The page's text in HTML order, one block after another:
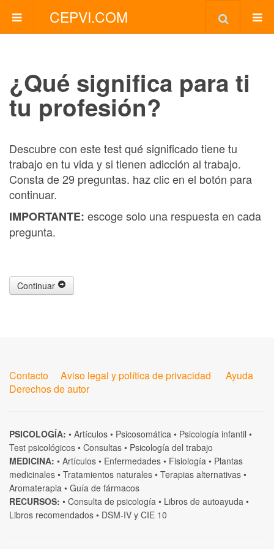
CEPVI.COM
¿Qué significa para ti
tu profesión?
Descubre con este test qué significado tiene tu
trabajo en tu vida y si tienen adicción al trabajo.
Consta de 29 preguntas. haz clic en el botón para
continuar.
IMPORTANTE: escoge solo una respuesta en cada
pregunta.
Continuar
Contacto Aviso legal y política de privacidad
Ayuda
Derechos de autor
PSICOLOGÍA: • Artículos • Psicosomática • Psicología infantil •
Test psicológicos • Consultas • Psicología del trabajo
MEDICINA: • Artículos • Enfermedades • Fisiología • Plantas
medicinales • Tratamientos naturales • Terapias alternativas •
Aromaterapia • Guía de fármacos
RECURSOS: • Consulta de psicología • Libros de autoayuda •
Libros recomendados • DSM-IV y CIE 10